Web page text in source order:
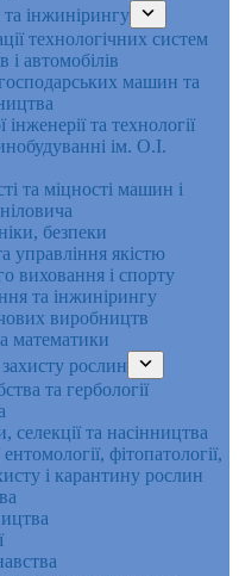
інжинірингу
технологічних систем
і автомобілів
машин та
та технології
ім. О.І.
та міцності машин і
безпеки
управління якістю
виховання і спорту
та інжинірингу
виробництв
математики
рослин
та гербології
селекції та насінництва
фітопатології,
і карантину рослин